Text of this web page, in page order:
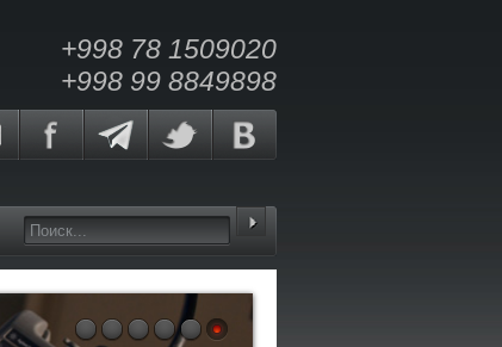
+998 78 1509020
+998 99 8849898